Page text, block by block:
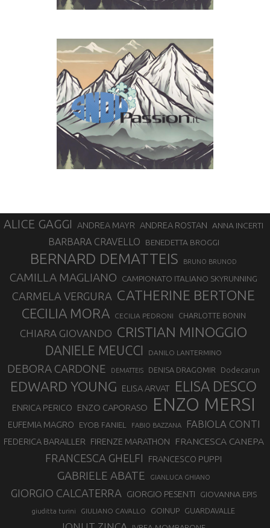
ALICE GAGGI ANDREA MAYR ANDREA ROSTAN ANNA INCERTI
BARBARA CRAVELLO BENEDETTA BROGGI
BERNARD DEMATTEIS BRUNO BRUNOD
CAMILLA MAGLIANO CAMPIONATO ITALIANO SKYRUNNING
CARMELA VERGURA CATHERINE BERTONE
CECILIA MORA CECILIA PEDRONI CHARLOTTE BONIN
CHIARA GIOVANDO CRISTIAN MINOGGIO
DANIELE MEUCCI DANILO LANTERMINO
DEBORA CARDONE DEMATTEIS DENISA DRAGOMIR Dodecarun
EDWARD YOUNG ELISA ARVAT ELISA DESCO
ENRICA PERICO ENZO CAPORASO ENZO MERSI
EUFEMIA MAGRO EYOB FANIEL FABIO BAZZANA FABIOLA CONTI
FEDERICA BARAILLER FIRENZE MARATHON FRANCESCA CANEPA
FRANCESCA GHELFI FRANCESCO PUPPI
GABRIELE ABATE GIANLUCA GHIANO
GIORGIO CALCATERRA GIORGIO PESENTI GIOVANNA EPIS
giuditta turini GIULIANO CAVALLO GOINUP GUARDAVALLE